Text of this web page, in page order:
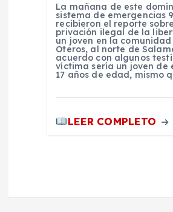
La mañana de este
sistema de emergencias
recibieron el reporte
privación ilegal de la
un joven en la
Oteros, al norte de
acuerdo con algunos
víctima sería un joven de
17 años de edad, mismo
LEER COMPLETO